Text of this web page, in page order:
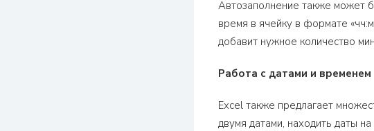
Автозаполнение также может
время в ячейку в формате
добавит нужное количество
Работа с датами и временем
Excel также предлагает
двумя датами, находить даты